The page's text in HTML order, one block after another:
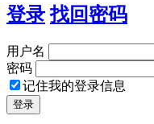
登录 找回密码
用户名
密码
记住我的登录信息